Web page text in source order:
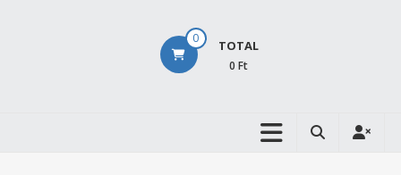
0 TOTAL
0 Ft